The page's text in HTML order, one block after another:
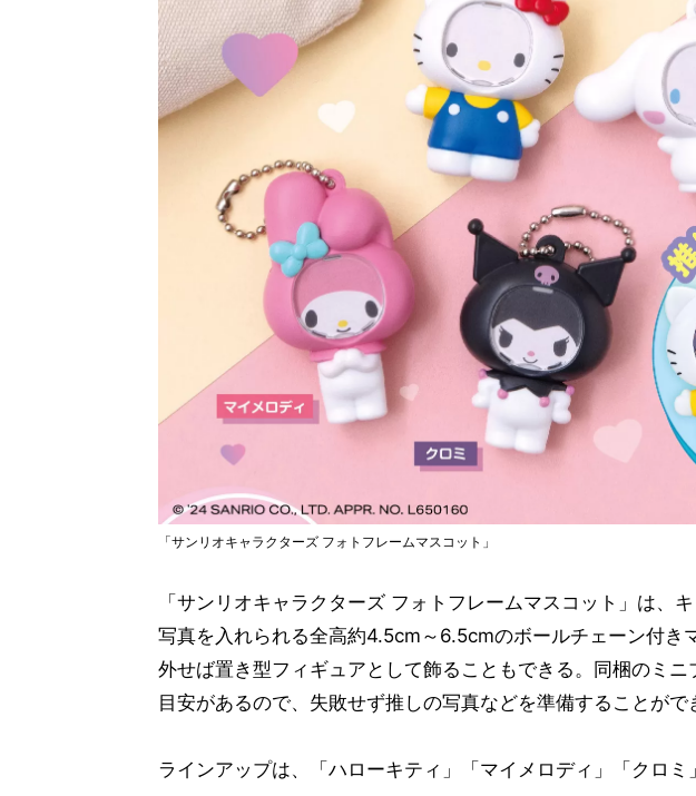
「サンリオキャラクターズ フォトフレームマスコット」
「サンリオキャラクターズ フォトフレームマスコット」は、
写真を入れられる全高約4.5cm～6.5cmのボールチェーン付き
外せば置き型フィギュアとして飾ることもできる。同梱のミ
目安があるので、失敗せず推しの写真などを準備することがで
ラインアップは、「ハローキティ」「マイメロディ」「クロミ